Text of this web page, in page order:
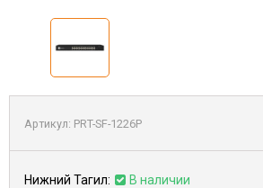
Артикул: PRT-SF-1226P
Нижний Тагил: В наличии